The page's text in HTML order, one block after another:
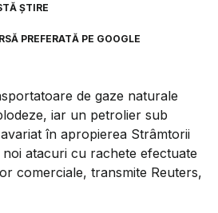
ȘTIRE
PREFERATĂ PE GOOGLE
de gaze naturale
iar un petrolier sub
în apropierea Strâmtorii
atacuri cu rachete efectuate
comerciale, transmite Reuters,